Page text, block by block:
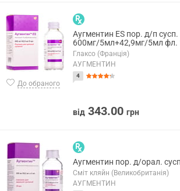
До обраного
Аугментин ES пор. д/п сусп.
600мг/5мл+42,9мг/5мл фл.
Глаксо (Франція)
АУГМЕНТИН
4
від 343.00 грн
Аугментин пор. д/орал.
Сміт кляйн (Великобританія)
АУГМЕНТИН